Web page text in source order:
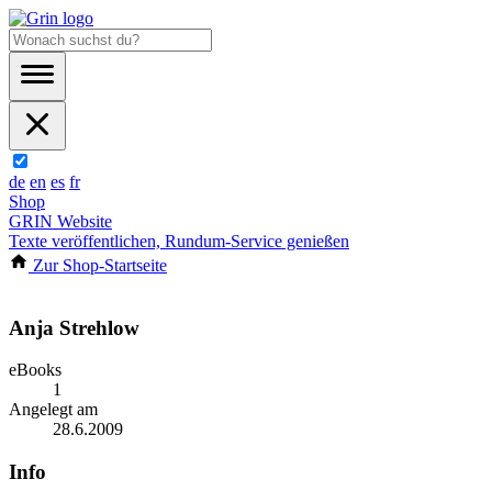
de en es fr
Shop
GRIN Website
Texte veröffentlichen, Rundum-Service genießen
Zur Shop-Startseite
Anja Strehlow
eBooks
1
Angelegt am
28.6.2009
Info